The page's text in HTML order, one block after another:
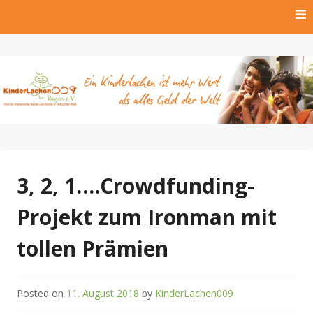
e.V.
3, 2, 1….Crowdfunding-
Projekt zum Ironman mit
tollen Prämien
Posted on 11. August 2018 by KinderLachen009